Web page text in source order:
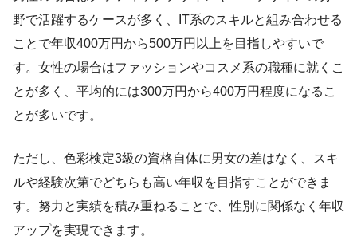
野で活躍するケースが多く、IT系のスキルと組み合わせる
ことで年収400万円から500万円以上を目指しやすいで
す。女性の場合はファッションやコスメ系の職種に就くこ
とが多く、平均的には300万円から400万円程度になるこ
とが多いです。
ただし、色彩検定3級の資格自体に男女の差はなく、スキ
ルや経験次第でどちらも高い年収を目指すことができま
す。努力と実績を積み重ねることで、性別に関係なく年収
アップを実現できます。